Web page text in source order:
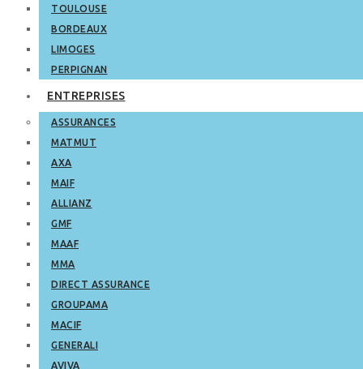
TOULOUSE
BORDEAUX
LIMOGES
PERPIGNAN
ENTREPRISES
ASSURANCES
MATMUT
AXA
MAIF
ALLIANZ
GMF
MAAF
MMA
DIRECT ASSURANCE
GROUPAMA
MACIF
GENERALI
AVIVA